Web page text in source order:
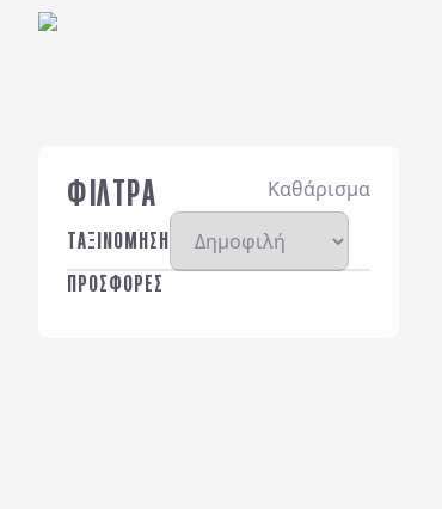
ΦΙΛΤΡΑ Καθάρισμα
ΤΑΞΙΝΟΜΗΣΗ
ΠΡΟΣΦΟΡΕΣ